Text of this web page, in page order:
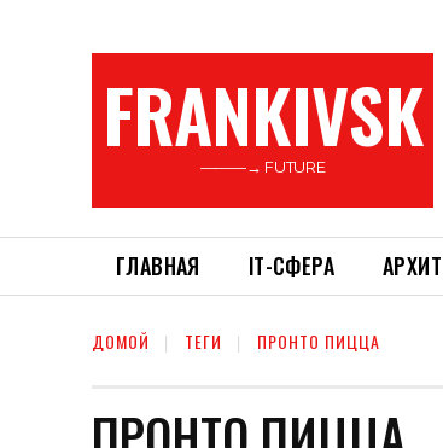
FRANKIVSK
———→ FUTURE
ГЛАВНАЯ ІТ-СФЕРА
ДОМОЙ ТЕГИ ПРОНТО ПИЦЦА